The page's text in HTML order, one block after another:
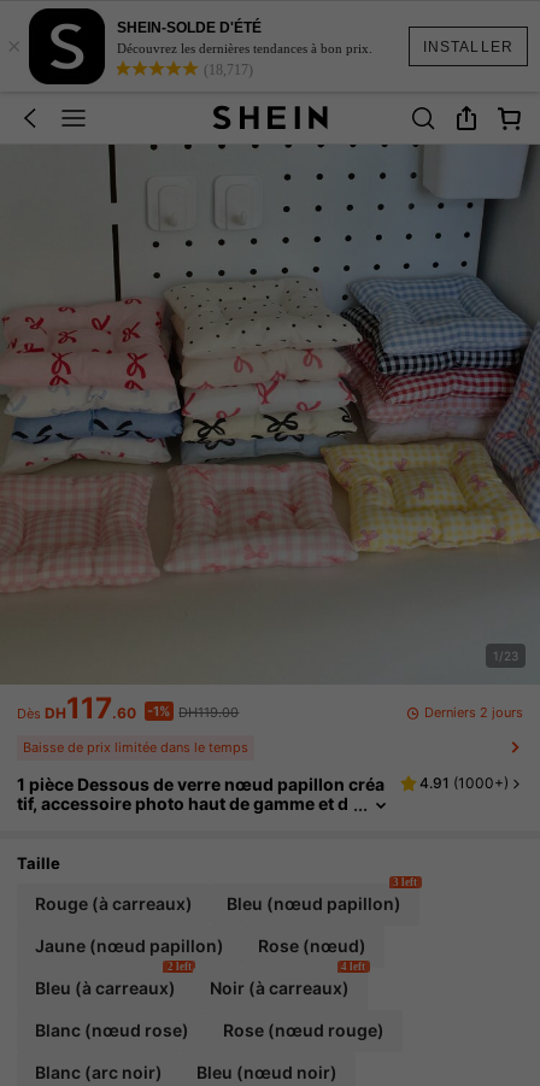
INSTALLER
×
SHEIN-SOLDE D'ÉTÉ
Découvrez les dernières tendances à bon prix.
(18,717)
1/23
Dès DH117.60 -1% DH119.00 Derniers 2 jours
Baisse de prix limitée dans le temps
1 pièce Dessous de verre nœud papillon créa
tif, accessoire photo haut de gamme et d
décoratif pour les fêtes, dessous de verre re
4.91 (1000+)
Taille
Rouge (à carreaux) Bleu (nœud papillon)
3 left
Jaune (nœud papillon) Rose (nœud)
Bleu (à carreaux)
2 left
Noir (à carreaux)
4 left
Blanc (nœud rose) Rose (nœud rouge)
Blanc (arc noir) Bleu (nœud noir)